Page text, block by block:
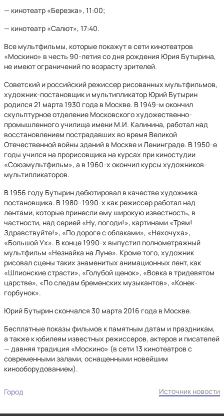
— кинотеатр «Березка», 11:00;
— кинотеатр «Салют», 17:40.
Все мультфильмы, которые покажут в сети кинотеатров
«Москино» в честь 90-летия со дня рождения Юрия Бутырина,
не имеют ограничений по возрасту зрителей.
Советский и российский режиссер рисованных мультфильмов,
художник-постановщик и мультипликатор Юрий Бутырин
родился 21 марта 1930 года в Москве. В 1949-м окончил
скульптурное отделение Московского художественно-
промышленного училища имени М.И. Калинина, работал над
восстановлением пострадавших во время Великой
Отечественной войны зданий в Москве и Ленинграде. В 1950-е
годы учился на прорисовщика на курсах при киностудии
«Союзмультфильм», а в 1960-х окончил курсы художников-
мультипликаторов.
В 1956 году Бутырин дебютировал в качестве художника-
постановщика. В 1980–1990-х как режиссер работал над
лентами, которые принесли ему широкую известность, в
частности, над серией «Ну, погоди!», картинами «Трям!
Здравствуйте!», «По дороге с облаками», «Нехочуха»,
«Большой Ух». В конце 1990-х выпустил полнометражный
мультфильм «Незнайка на Луне». Кроме того, художник
рисовал сцены таких знаменитых анимационных лент, как
«Шпионские страсти», «Голубой щенок», «Вовка в тридевятом
царстве», «По следам бременских музыкантов», «Конек-
горбунок».
Юрий Бутырин скончался 30 марта 2016 года в Москве.
Бесплатные показы фильмов к памятным датам и праздникам,
а также к юбилеям известных режиссеров, актеров и писателей
— давняя традиция «Москино» (в сети 13 кинотеатров с
современными залами, оснащенными новейшим
кинооборудованием).
Город Источник новости